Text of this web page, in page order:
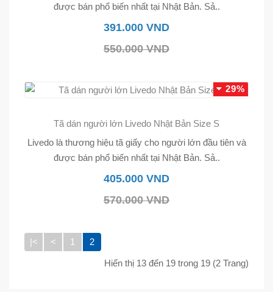
được bán phổ biến nhất tại Nhật Bản. Sả..
391.000 VND
550.000 VND
29%
Tã dán người lớn Livedo Nhật Bản Size S
Livedo là thương hiệu tã giấy cho người lớn đầu tiên và
được bán phổ biến nhất tại Nhật Bản. Sả..
405.000 VND
570.000 VND
|< < 1 2
Hiển thị 13 đến 19 trong 19 (2 Trang)